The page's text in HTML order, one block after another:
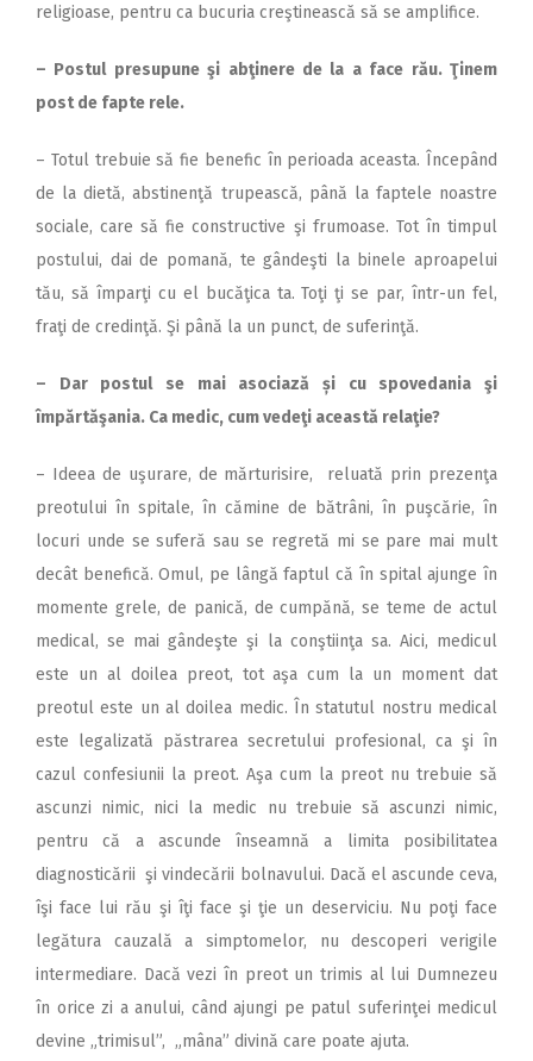
religioase, pentru ca bucuria creştinească să se amplifice.
– Postul presupune şi abţinere de la a face rău. Ţinem
post de fapte rele.
– Totul trebuie să fie benefic în perioada aceasta. Începând
de la dietă, abstinenţă trupească, până la faptele noastre
sociale, care să fie constructive şi frumoase. Tot în timpul
postului, dai de pomană, te gândeşti la binele aproapelui
tău, să împarţi cu el bucăţica ta. Toţi ţi se par, într-un fel,
fraţi de credinţă. Şi până la un punct, de suferinţă.
– Dar postul se mai asociază și cu spovedania şi
împărtăşania. Ca medic, cum vedeţi această relaţie?
– Ideea de uşurare, de mărturisire, reluată prin prezenţa
preotului în spitale, în cămine de bătrâni, în puşcărie, în
locuri unde se suferă sau se regretă mi se pare mai mult
decât benefică. Omul, pe lângă faptul că în spital ajunge în
momente grele, de panică, de cumpănă, se teme de actul
medical, se mai gândeşte şi la conştiinţa sa. Aici, medicul
este un al doilea preot, tot aşa cum la un moment dat
preotul este un al doilea medic. În statutul nostru medical
este legalizată păstrarea secretului profesional, ca şi în
cazul confesiunii la preot. Aşa cum la preot nu trebuie să
ascunzi nimic, nici la medic nu trebuie să ascunzi nimic,
pentru că a ascunde înseamnă a limita posibilitatea
diagnosticării şi vindecării bolnavului. Dacă el ascunde ceva,
îşi face lui rău şi îţi face şi ţie un deserviciu. Nu poţi face
legătura cauzală a simptomelor, nu descoperi verigile
intermediare. Dacă vezi în preot un trimis al lui Dumnezeu
în orice zi a anului, când ajungi pe patul suferinţei medicul
devine „trimisul”, „mâna” divină care poate ajuta.